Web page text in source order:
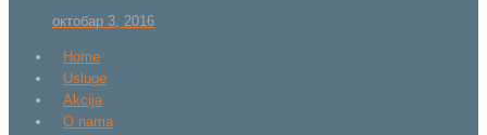
октобар 3, 2016
Home
Usluge
Akcija
O nama